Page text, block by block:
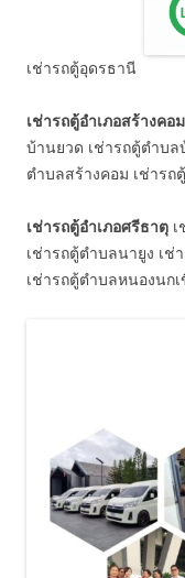
เช่ารถตู้อุดรธานี
เช่ารถตู้อำเภอสร้างคอม
บ้านยวด เช่ารถตู้ตำบ
ตำบลสร้างคอม เช่ารถ
เช่ารถตู้อำเภอศรีธาตุ
เช่ารถตู้ตำบลนายูง เ
เช่ารถตู้ตำบลหนองนก